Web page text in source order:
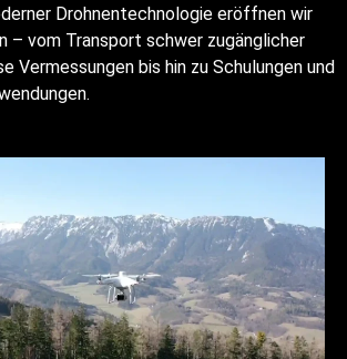
Drohnentechnologie eröffnen wir
– vom Transport schwer zugänglicher
Vermessungen bis hin zu Schulungen und